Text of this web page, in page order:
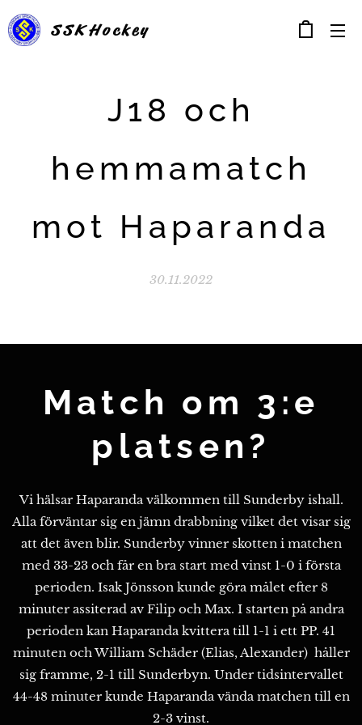
SSKHockey
J18 och
hemmamatch
mot Haparanda
30.11.2022
Match om 3:e
platsen?
Vi hälsar Haparanda välkommen till Sunderby ishall.
Alla förväntar sig en jämn drabbning vilket det visar sig
att det även blir. Sunderby vinner skotten i matchen
med 33-23 och får en bra start med vinst 1-0 i första
perioden. Isak Jönsson kunde göra målet efter 8
minuter assiterad av Filip och Max. I starten på andra
perioden kan Haparanda kvittera till 1-1 i ett PP. 41
minuten och William Schäder (Elias, Alexander) håller
sig framme, 2-1 till Sunderbyn. Under tidsintervallet
44-48 minuter kunde Haparanda vända matchen till en
2-3 vinst.